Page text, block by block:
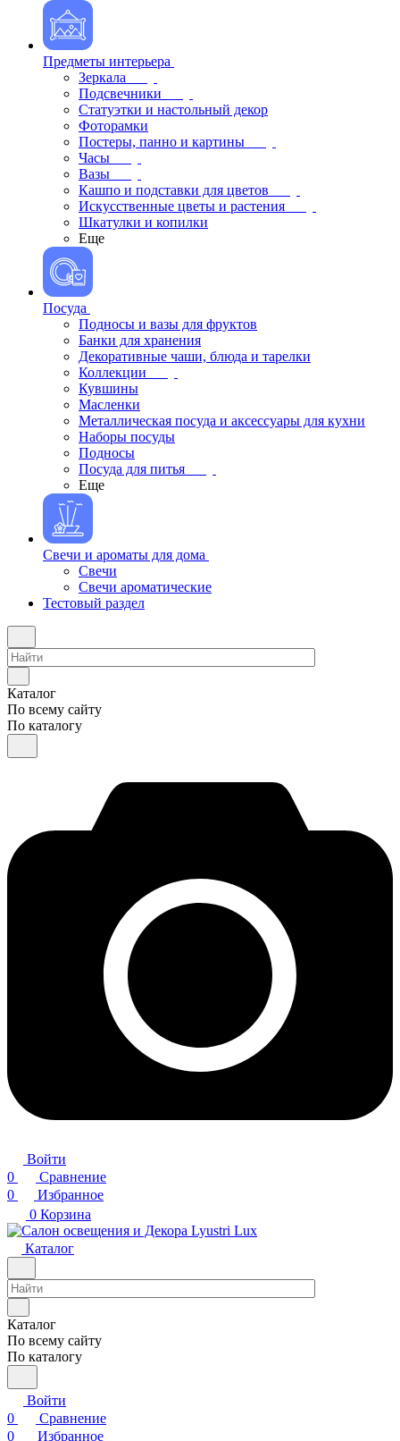
Предметы интерьера
Зеркала
Подсвечники
Статуэтки и настольный декор
Фоторамки
Постеры, панно и картины
Часы
Вазы
Кашпо и подставки для цветов
Искусственные цветы и растения
Шкатулки и копилки
Еще
Посуда
Подносы и вазы для фруктов
Банки для хранения
Декоративные чаши, блюда и тарелки
Коллекции
Кувшины
Масленки
Металлическая посуда и аксессуары для кухни
Наборы посуды
Подносы
Посуда для питья
Еще
Свечи и ароматы для дома
Свечи
Свечи ароматические
Тестовый раздел
Каталог
По всему сайту
По каталогу
Войти
0
Сравнение
0
Избранное
0 Корзина
Каталог
Каталог
По всему сайту
По каталогу
Войти
0
Сравнение
0
Избранное